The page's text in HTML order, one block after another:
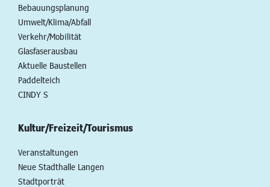
Bebauungsplanung
Umwelt/Klima/Abfall
Verkehr/Mobilität
Glasfaserausbau
Aktuelle Baustellen
Paddelteich
CINDY S
Kultur/Freizeit/Tourismus
Veranstaltungen
Neue Stadthalle Langen
Stadtporträt